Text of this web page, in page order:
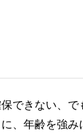
できない、
、年齢を強